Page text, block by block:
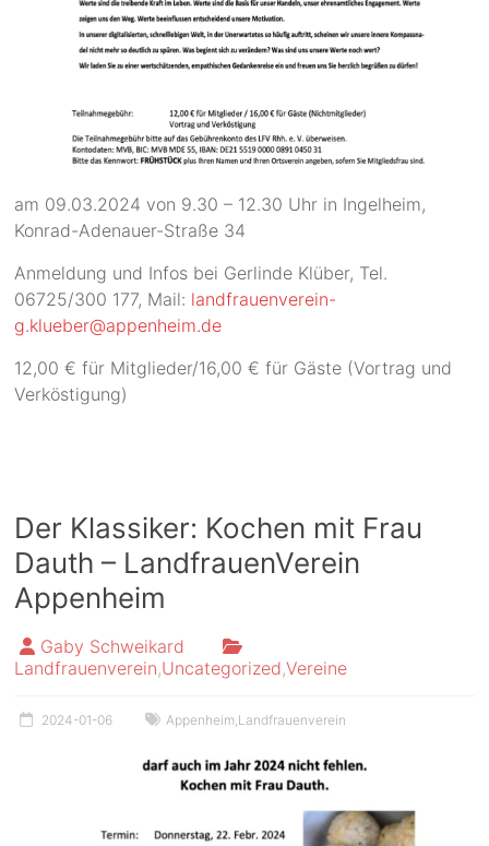
am 09.03.2024 von 9.30 – 12.30 Uhr in Ingelheim,
Konrad-Adenauer-Straße 34
Anmeldung und Infos bei Gerlinde Klüber, Tel.
06725/300 177, Mail: landfrauenverein-
g.klueber@appenheim.de
12,00 € für Mitglieder/16,00 € für Gäste (Vortrag und
Verköstigung)
Der Klassiker: Kochen mit Frau
Dauth – LandfrauenVerein
Appenheim
Gaby Schweikard
Landfrauenverein,Uncategorized,Vereine
2024-01-06 Appenheim,Landfrauenverein